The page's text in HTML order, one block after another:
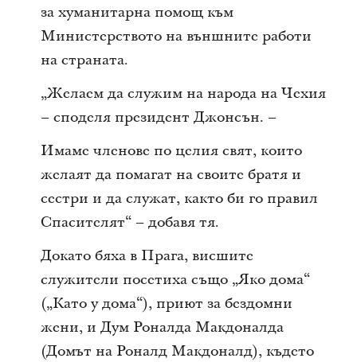
за хуманитарна помощ към
Министерството на външните работи
на страната.
„Желаем да служим на народа на Чехия
– споделя президент Джонсън. –
Имаме членове по целия свят, които
желаят да помагат на своите братя и
сестри и да служат, както би го правил
Спасителят“ – добавя тя.
Докато бяха в Прага, висшите
служители посетиха също „Яко дома“
(„Като у дома“), приют за бездомни
жени, и Дум Роналда Макдоналда
(Домът на Роналд Макдоналд), където